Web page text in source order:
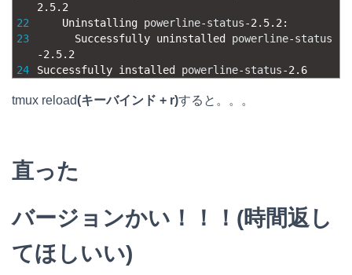
22
23
24
2.5.2
Uninstalling powerline-status-2.5.2:
Successfully uninstalled powerline-status
-2.5.2
Successfully installed powerline-status-2.6
tmux reload(キーバインド + r)すると。。。
直った
バージョンかい！！！(時間返し
てほしいい)